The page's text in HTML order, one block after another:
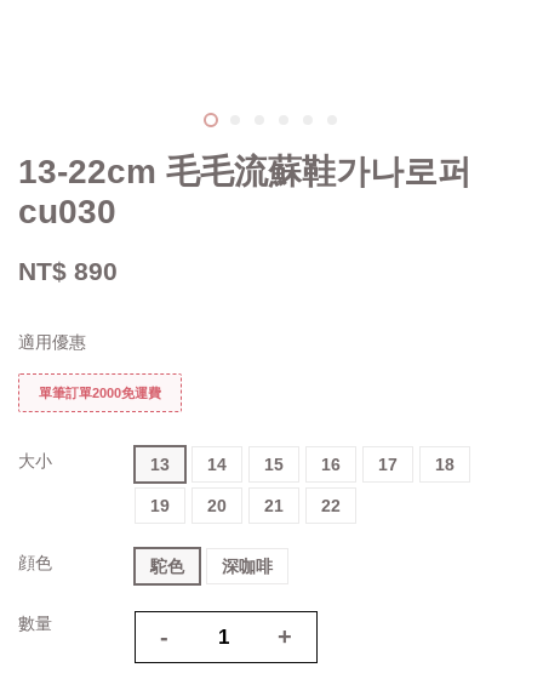
13-22cm 毛毛流蘇鞋가나로퍼
cu030
NT$ 890
適用優惠
單筆訂單2000免運費
大小 13 14 15 16 17 18
19 20 21 22
顔色 駝色 深咖啡
數量 - +